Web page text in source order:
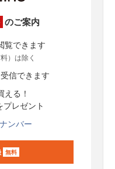
のご案内
覧できます
）は除く
信できます
える！
レゼント
ンバー
無料